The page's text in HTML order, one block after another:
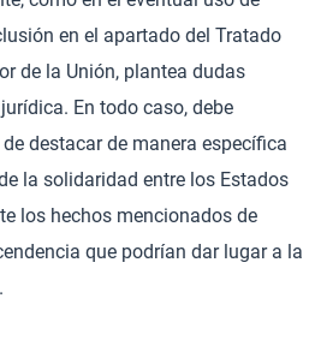
en el apartado del Tratado
de la Unión, plantea dudas
En todo caso, debe
destacar de manera específica
la solidaridad entre los Estados
los hechos mencionados de
que podrían dar lugar a la